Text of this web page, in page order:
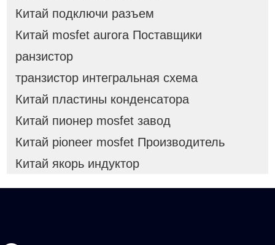
Китай подключи разъем
Китай mosfet aurora Поставщики
ранзистор
транзистор интегральная схема
Китай пластины конденсатора
Китай пионер mosfet завод
Китай pioneer mosfet Производитель
Китай якорь индуктор